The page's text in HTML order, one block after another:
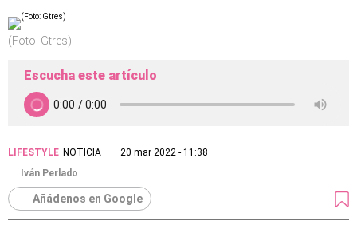
(Foto: Gtres)
Escucha este artículo
LIFESTYLE NOTICIA
20 mar 2022 - 11:38
Iván Perlado
Añádenos en Google